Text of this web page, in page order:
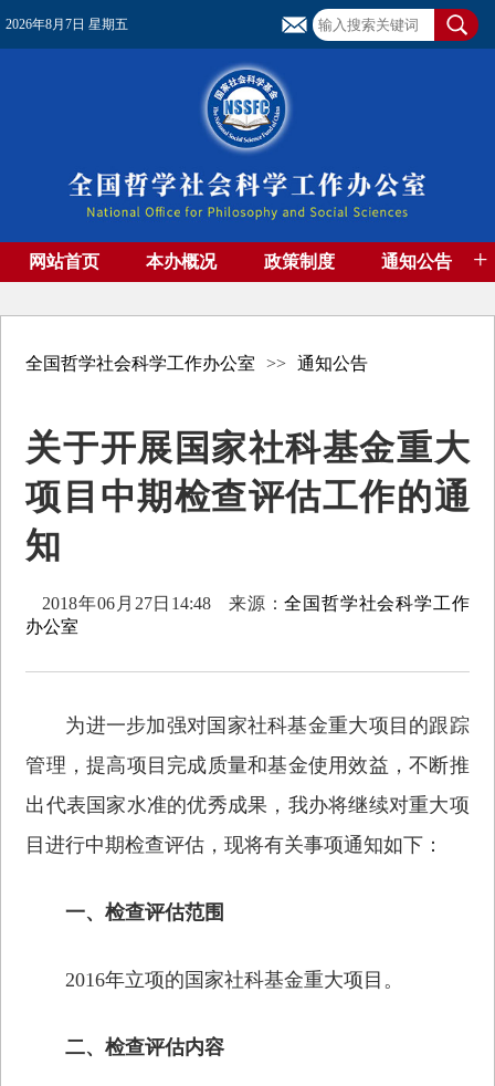
2026年8月7日 星期五
网站首页 本办概况 政策制度 通知公告 +
全国哲学社会科学工作办公室 >> 通知公告
关于开展国家社科基金重大
项目中期检查评估工作的通
知
2018年06月27日14:48 来源：全国哲学社会科学工作
办公室
为进一步加强对国家社科基金重大项目的跟踪
管理，提高项目完成质量和基金使用效益，不断推
出代表国家水准的优秀成果，我办将继续对重大项
目进行中期检查评估，现将有关事项通知如下：
一、检查评估范围
2016年立项的国家社科基金重大项目。
二、检查评估内容